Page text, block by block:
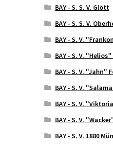
BAY - S. S. V. Glött
BAY - S. S. V.
BAY - S. V.
BAY - S. V.
BAY - S. V. "Jahn"
BAY - S. V.
BAY - S. V.
BAY - S. V.
BAY - S. V. 1880